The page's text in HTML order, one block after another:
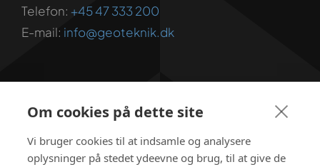
Telefon: +45 47 333 200
E-mail: info@geoteknik.dk
Undgå dyre overraskelser
Download vores gratis guide
Om cookies på dette site
Vi bruger cookies til at indsamle og analysere
oplysninger på stedet ydeevne og brug, til at give de